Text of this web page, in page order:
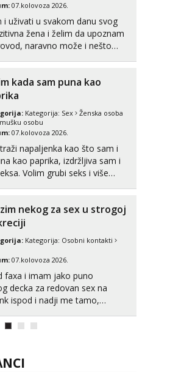
07.kolovoza 2026.
uživati u svakom danu svog
žena i želim da upoznam
naravno može i nešto
kada sam puna kao
Kategorija: Sex
Ženska osoba
osobu
07.kolovoza 2026.
napaljenka kao što sam i
kao paprika, izdržljiva sam i
Volim grubi seks i više
nekog za sex u strogoj
Kategorija: Osobni kontakti
07.kolovoza 2026.
faxa i imam jako puno
decka za redovan sex na